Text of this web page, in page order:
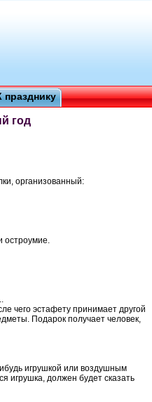
празднику
год
организованный:
остроумие.
чего эстафету принимает другой
Подарок получает человек,
игрушкой или воздушным
игрушка, должен будет сказать